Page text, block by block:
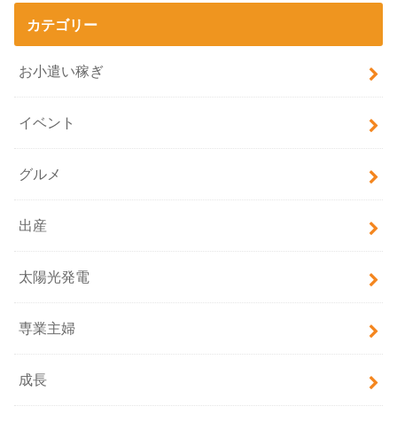
カテゴリー
お小遣い稼ぎ
イベント
グルメ
出産
太陽光発電
専業主婦
成長